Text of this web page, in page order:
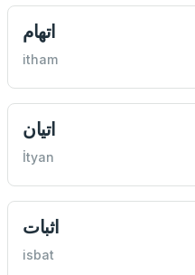
اتهام
itham
اتيان
İtyan
اثبات
isbat